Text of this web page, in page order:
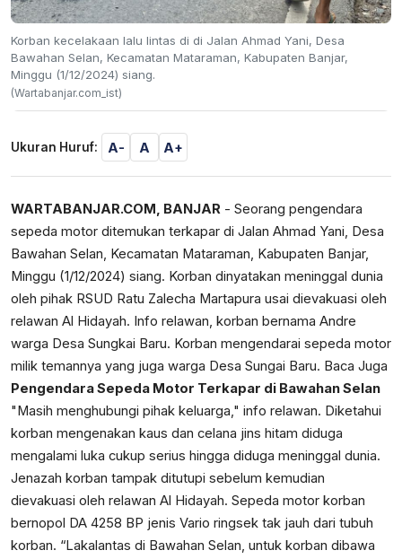
Korban kecelakaan lalu lintas di di Jalan Ahmad Yani, Desa
Bawahan Selan, Kecamatan Mataraman, Kabupaten Banjar,
Minggu (1/12/2024) siang.
(Wartabanjar.com_ist)
Ukuran Huruf: A- A A+
WARTABANJAR.COM, BANJAR - Seorang pengendara
sepeda motor ditemukan terkapar di Jalan Ahmad Yani, Desa
Bawahan Selan, Kecamatan Mataraman, Kabupaten Banjar,
Minggu (1/12/2024) siang. Korban dinyatakan meninggal dunia
oleh pihak RSUD Ratu Zalecha Martapura usai dievakuasi oleh
relawan Al Hidayah. Info relawan, korban bernama Andre
warga Desa Sungkai Baru. Korban mengendarai sepeda motor
milik temannya yang juga warga Desa Sungai Baru. Baca Juga
Pengendara Sepeda Motor Terkapar di Bawahan Selan
"Masih menghubungi pihak keluarga," info relawan. Diketahui
korban mengenakan kaus dan celana jins hitam diduga
mengalami luka cukup serius hingga diduga meninggal dunia.
Jenazah korban tampak ditutupi sebelum kemudian
dievakuasi oleh relawan Al Hidayah. Sepeda motor korban
bernopol DA 4258 BP jenis Vario ringsek tak jauh dari tubuh
korban. “Lakalantas di Bawahan Selan, untuk korban dibawa